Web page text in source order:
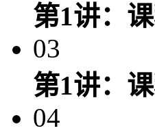
第1讲：
03
第1讲：
04